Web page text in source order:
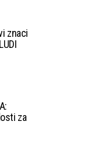
znaci
za